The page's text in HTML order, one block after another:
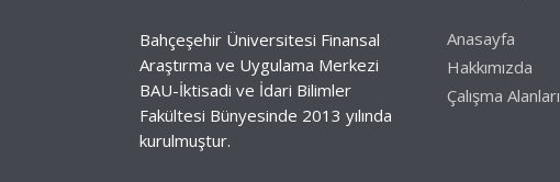
Bahçeşehir Üniversitesi Finansal
Araştırma ve Uygulama Merkezi
BAU-İktisadi ve İdari Bilimler
Fakültesi Bünyesinde 2013 yılında
kurulmuştur.
Anasayfa
Hakkımızda
Çalışma Alanları